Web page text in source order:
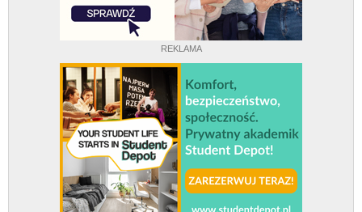
REKLAMA